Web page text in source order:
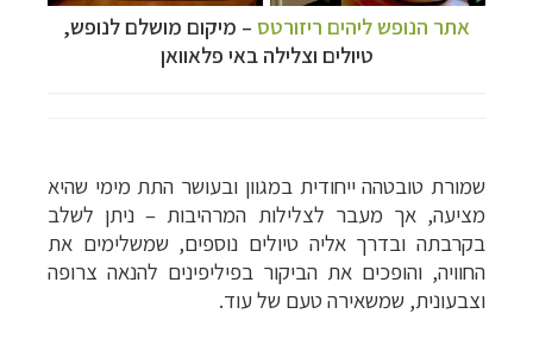
אתר הנופש ליהים ריזורטס – מיקום מושלם לנופש,
טיולים וצלילה באי פלאוואן
שמורת טובטהה ייחודית במגוון ובעושר התת מימי שהיא
מציעה, אך מעבר לצלילות המרהיבות – ניתן לשלב
בקרבתה ובדרך אליה טיולים נוספים, שמשלימים את
החוויה, והופכים את הביקור בפיליפינים להנאה צרופה
וצבעונית, שמשאירה טעם של עוד.